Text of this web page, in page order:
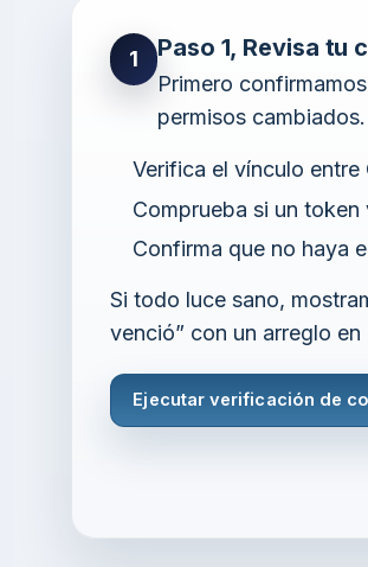
1 Paso 1, Revisa tu
Primero
permisos cambiados.
Verifica el vínculo
Comprueba si un
Confirma que no haya
Si todo luce sano,
venció” con un arreglo en
Ejecutar verificación de